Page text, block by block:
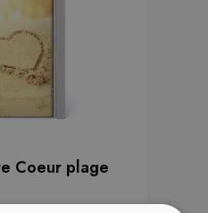
Coeur plage